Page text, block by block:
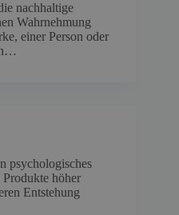
nachhaltige
Wahrnehmung
einer Person oder
psychologisches
Produkte höher
Entstehung